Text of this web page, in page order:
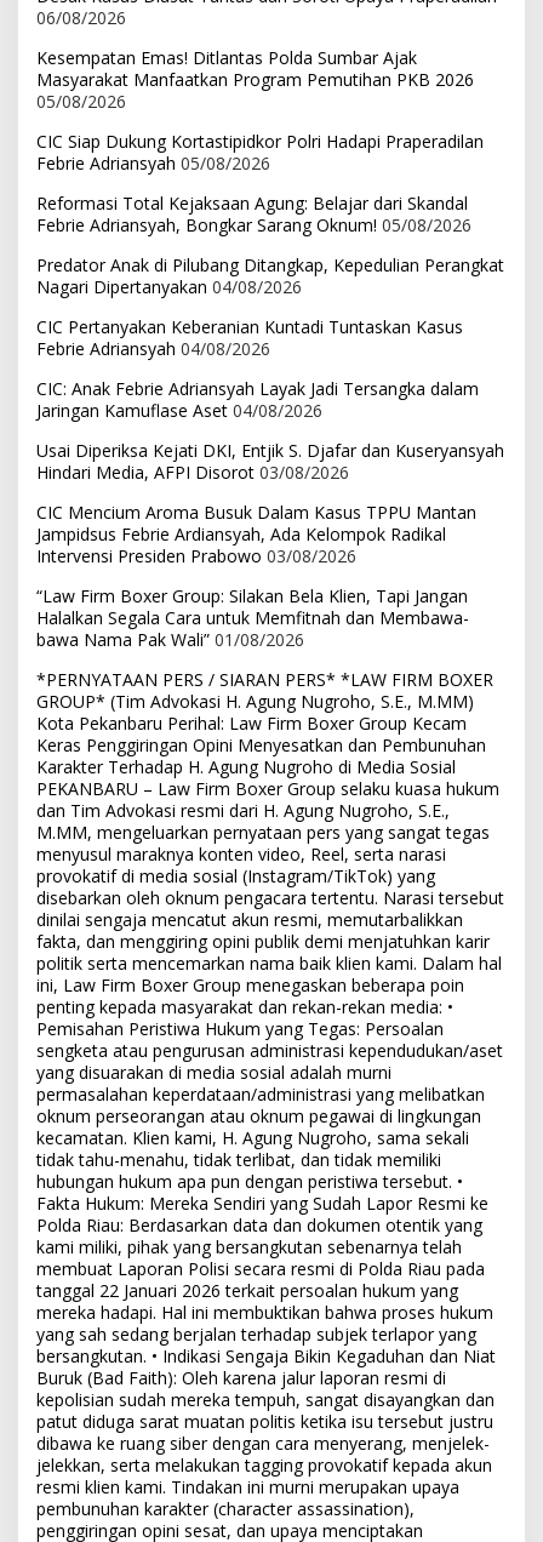
06/08/2026
Kesempatan Emas! Ditlantas Polda Sumbar Ajak
Masyarakat Manfaatkan Program Pemutihan PKB 2026
05/08/2026
CIC Siap Dukung Kortastipidkor Polri Hadapi Praperadilan
Febrie Adriansyah 05/08/2026
Reformasi Total Kejaksaan Agung: Belajar dari Skandal
Febrie Adriansyah, Bongkar Sarang Oknum! 05/08/2026
Predator Anak di Pilubang Ditangkap, Kepedulian Perangkat
Nagari Dipertanyakan 04/08/2026
CIC Pertanyakan Keberanian Kuntadi Tuntaskan Kasus
Febrie Adriansyah 04/08/2026
CIC: Anak Febrie Adriansyah Layak Jadi Tersangka dalam
Jaringan Kamuflase Aset 04/08/2026
Usai Diperiksa Kejati DKI, Entjik S. Djafar dan Kuseryansyah
Hindari Media, AFPI Disorot 03/08/2026
CIC Mencium Aroma Busuk Dalam Kasus TPPU Mantan
Jampidsus Febrie Ardiansyah, Ada Kelompok Radikal
Intervensi Presiden Prabowo 03/08/2026
“Law Firm Boxer Group: Silakan Bela Klien, Tapi Jangan
Halalkan Segala Cara untuk Memfitnah dan Membawa-
bawa Nama Pak Wali” 01/08/2026
*PERNYATAAN PERS / SIARAN PERS* *LAW FIRM BOXER
GROUP* (Tim Advokasi H. Agung Nugroho, S.E., M.MM)
Kota Pekanbaru Perihal: Law Firm Boxer Group Kecam
Keras Penggiringan Opini Menyesatkan dan Pembunuhan
Karakter Terhadap H. Agung Nugroho di Media Sosial
PEKANBARU – Law Firm Boxer Group selaku kuasa hukum
dan Tim Advokasi resmi dari H. Agung Nugroho, S.E.,
M.MM, mengeluarkan pernyataan pers yang sangat tegas
menyusul maraknya konten video, Reel, serta narasi
provokatif di media sosial (Instagram/TikTok) yang
disebarkan oleh oknum pengacara tertentu. Narasi tersebut
dinilai sengaja mencatut akun resmi, memutarbalikkan
fakta, dan menggiring opini publik demi menjatuhkan karir
politik serta mencemarkan nama baik klien kami. Dalam hal
ini, Law Firm Boxer Group menegaskan beberapa poin
penting kepada masyarakat dan rekan-rekan media: •
Pemisahan Peristiwa Hukum yang Tegas: Persoalan
sengketa atau pengurusan administrasi kependudukan/aset
yang disuarakan di media sosial adalah murni
permasalahan keperdataan/administrasi yang melibatkan
oknum perseorangan atau oknum pegawai di lingkungan
kecamatan. Klien kami, H. Agung Nugroho, sama sekali
tidak tahu-menahu, tidak terlibat, dan tidak memiliki
hubungan hukum apa pun dengan peristiwa tersebut. •
Fakta Hukum: Mereka Sendiri yang Sudah Lapor Resmi ke
Polda Riau: Berdasarkan data dan dokumen otentik yang
kami miliki, pihak yang bersangkutan sebenarnya telah
membuat Laporan Polisi secara resmi di Polda Riau pada
tanggal 22 Januari 2026 terkait persoalan hukum yang
mereka hadapi. Hal ini membuktikan bahwa proses hukum
yang sah sedang berjalan terhadap subjek terlapor yang
bersangkutan. • Indikasi Sengaja Bikin Kegaduhan dan Niat
Buruk (Bad Faith): Oleh karena jalur laporan resmi di
kepolisian sudah mereka tempuh, sangat disayangkan dan
patut diduga sarat muatan politis ketika isu tersebut justru
dibawa ke ruang siber dengan cara menyerang, menjelek-
jelekkan, serta melakukan tagging provokatif kepada akun
resmi klien kami. Tindakan ini murni merupakan upaya
pembunuhan karakter (character assassination),
penggiringan opini sesat, dan upaya menciptakan